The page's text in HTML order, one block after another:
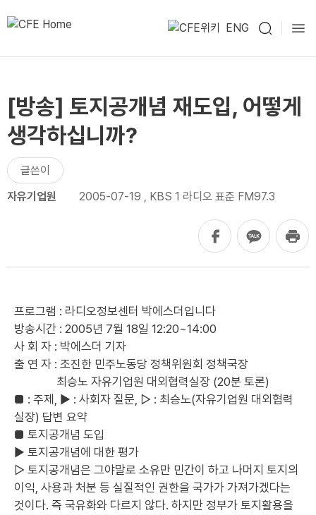
ENG
[방송] 토지공개념 재도입, 어떻게
생각하십니까?
글쓴이
자유기업원
2005-07-19 , KBS 1 라디오 표준 FM97.3
프로그램 : 라디오정보센터 박에스더입니다
방송시간 : 2005년 7월 18일 12:20~14:00
사 회 자 : 박에스더 기자
출 연 자 : 조진한 민주노동당 정책위원회 정책국장
최승노 자유기업원 대외협력실장 (20분 토론)
■ : 주제, ▶ : 사회자 질문, ▷ : 최승노(자유기업원 대외협력
실장) 답변 요약
■ 토지공개념 도입
▶ 토지공개념에 대한 평가
▷ 토지공개념은 그야말로 소유만 민간이 하고 나머지 토지의
이익, 사용과 처분 등 실질적인 권한을 국가가 가져가겠다는
것이다. 즉 국유화와 다르지 않다. 하지만 정부가 토지활용을